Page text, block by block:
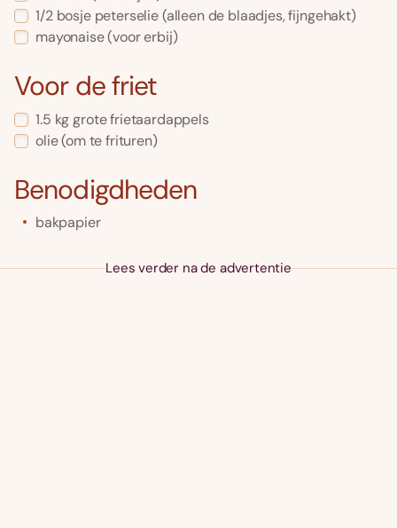
1/2 bosje peterselie(alleen de blaadjes, fijngehakt)
mayonaise(voor erbij)
Voor de friet
1.5 kg grote frietaardappels
olie(om te frituren)
Benodigdheden
bakpapier
Lees verder na de advertentie